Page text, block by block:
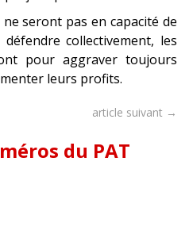
seront pas en capacité de
collectivement, les
pour aggraver toujours
leurs profits.
article suivant →
du PAT